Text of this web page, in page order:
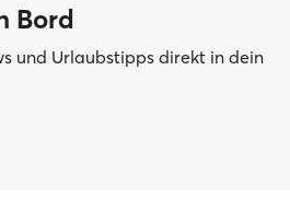
Bord
und Urlaubstipps direkt in dein